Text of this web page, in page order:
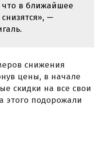
что в ближайшее
—
снижения
цены, в начале
скидки на все свои
этого подорожали